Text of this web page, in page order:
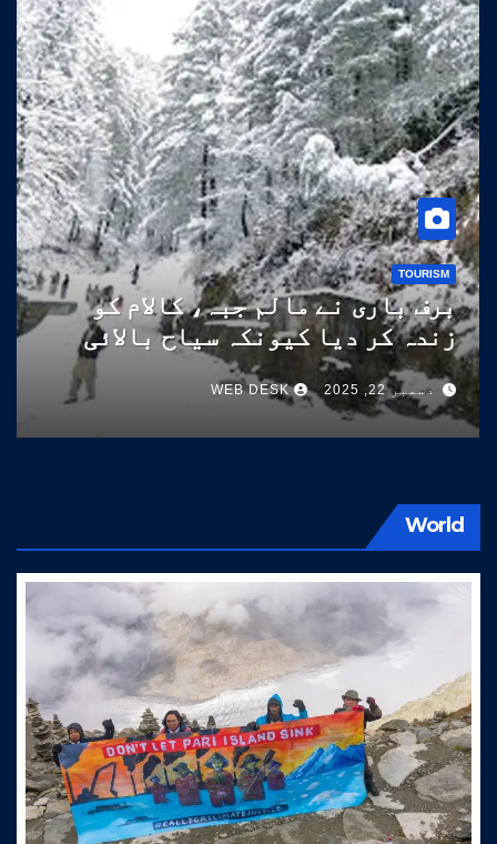
TOURISM
برف باری نے مالم جبہ، کالام کو
زندہ کر دیا کیونکہ سیاح بالائی
سوات کی طرف آتے ہیں
دسمبر 22, 2025 WEB DESK
World